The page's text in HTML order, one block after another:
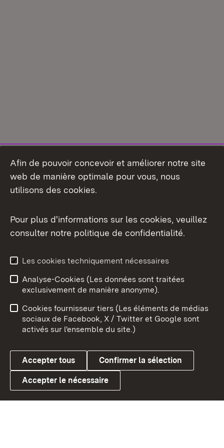
Aperçu des thèmes
Link zum Landesportal
Conseils d'utilisation
Confidentialité
Cookies
Afin de pouvoir concevoir et améliorer notre site
web de manière optimale pour vous, nous
utilisons des cookies.
Pour plus d'informations sur les cookies, veuillez
consulter notre politique de confidentialité.
Les cookies techniquement nécessaires
Analyse-Cookies (Les données sont traitées
exclusivement de manière anonyme).
Cookies fournisseur tiers (Les éléments de médias
sociaux de Facebook, X / Twitter et Google sont
activés sur l'ensemble du site.)
Accepter tous Confirmer la sélection
Accepter le nécessaire